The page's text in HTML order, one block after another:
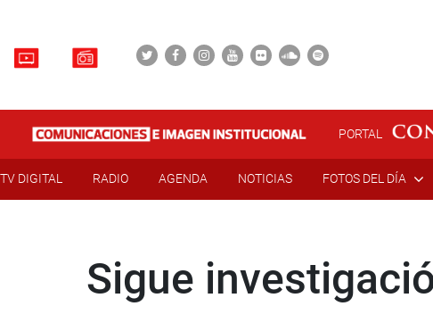
PORTAL
TV DIGITAL RADIO AGENDA NOTICIAS FOTOS DEL DÍA
Sigue